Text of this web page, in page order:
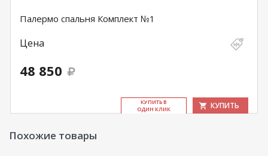
Палермо спальня Комплект №1
Цена
48 850
КУ­ПИТЬ В
ОДИН КЛИК
КУПИТЬ
Похожие товары